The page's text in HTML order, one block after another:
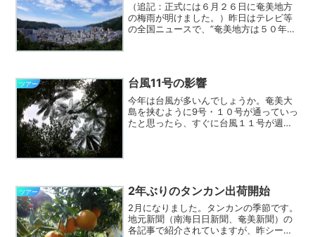
（追記：正式には６月２６日に奄美地方
の梅雨が明けました。）昨日はテレビ等
の全国ニュースで、”奄美地方は５０年に
ツアー 台風11号の影響
今年は台風が多いんでしょうか。奄美大
島を挟むように9号・１０号が通っていっ
たと思ったら、すぐに台風１１号が週末
ツアー 2年ぶりのタンカン出荷開始
2月になりました。タンカンの季節です。
地元新聞（南海日日新聞、奄美新聞）の
各記事で紹介されていますが、昨シーズ